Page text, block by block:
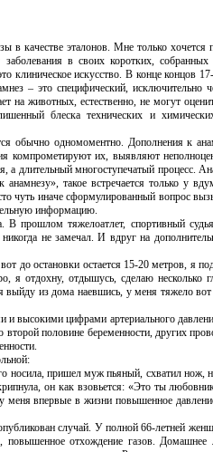
в качестве эталонов. Мне только
в своих коротких,
клиническое искусство. В конце концов
– это специфический, исключительно
на животных, естественно, не могут
блеска технических и
обычно одномоментно. Дополнения к
компрометируют их, выявляют
а длительный многоступечатый процесс.
анамнезу», такое встречается только у
чуть иначе сформулированный вопрос
информацию.
В прошлом тяжелоатлет, спортивный
не замечал. И вдруг на
до остановки остается 15-20 метров, я
я отдохну, отдышусь, сделаю несколько
из дома наевшись, у меня тяжело вот
высокими цифрами артериального
второй половине беременности, других
пришел муж пьяный, схватил нож,
он как взовьется: «Это ты
впервые в жизни повышенное
случай. У полной 66-летней
отхождение газов. Домашнее